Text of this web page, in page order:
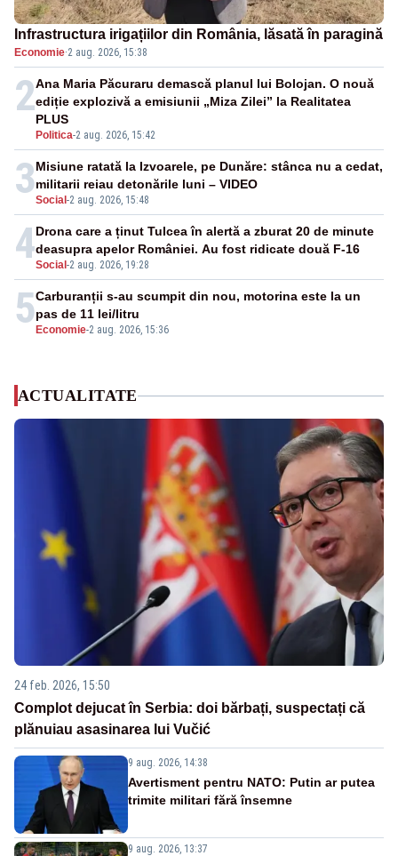
Infrastructura irigațiilor din România, lăsată în paragină
Economie·2 aug. 2026, 15:38
2
Politica-2 aug. 2026, 15:42
Ana Maria Păcuraru demască planul lui Bolojan. O nouă
ediție explozivă a emisiunii „Miza Zilei” la Realitatea
PLUS
3Social -2 aug. 2026, 15:48
Misiune ratată la Izvoarele, pe Dunăre: stânca nu a cedat,
militarii reiau detonările luni – VIDEO
4Social -2 aug. 2026, 19:28
Drona care a ținut Tulcea în alertă a zburat 20 de minute
deasupra apelor României. Au fost ridicate două F-16
5 Economie-2 aug. 2026, 15:36
Carburanții s-au scumpit din nou, motorina este la un
pas de 11 lei/litru
ACTUALITATE
24 feb. 2026, 15:50
Complot dejucat în Serbia: doi bărbați, suspectați că
plănuiau asasinarea lui Vučić
9 aug. 2026, 14:38
Avertisment pentru NATO: Putin ar putea
trimite militari fără însemne
9 aug. 2026, 13:37